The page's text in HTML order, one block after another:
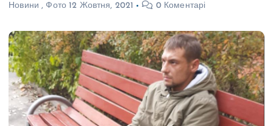
Новини , Фото 12 Жовтня, 2021 0 Коментарі